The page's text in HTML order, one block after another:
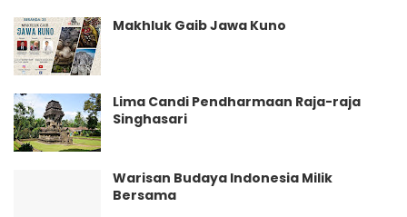
Makhluk Gaib Jawa Kuno
Lima Candi Pendharmaan Raja-raja
Singhasari
Warisan Budaya Indonesia Milik
Bersama